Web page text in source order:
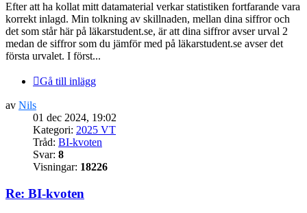
Efter att ha kollat mitt datamaterial verkar statistiken fortfarande vara
korrekt inlagd. Min tolkning av skillnaden, mellan dina siffror och
det som står här på läkarstudent.se, är att dina siffror avser urval 2
medan de siffror som du jämför med på läkarstudent.se avser det
första urvalet. I först...
Gå till inlägg
av Nils
01 dec 2024, 19:02
Kategori: 2025 VT
Tråd: BI-kvoten
Svar: 8
Visningar: 18226
Re: BI-kvoten